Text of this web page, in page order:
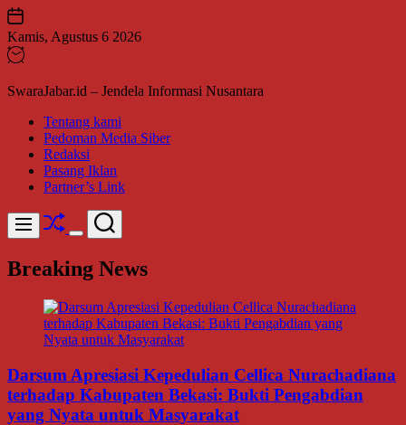
Skip
to
content
Kamis, Agustus 6 2026
SwaraJabar.id – Jendela Informasi Nusantara
Tentang kami
Pedoman Media Siber
Redaksi
Pasang Iklan
Partner’s Link
Menu Shuffle
Switch
mode
Search
Breaking News
Darsum Apresiasi Kepedulian Cellica Nurachadiana
terhadap Kabupaten Bekasi: Bukti Pengabdian
yang Nyata untuk Masyarakat